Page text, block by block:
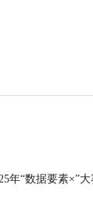
年“数据要素×”大